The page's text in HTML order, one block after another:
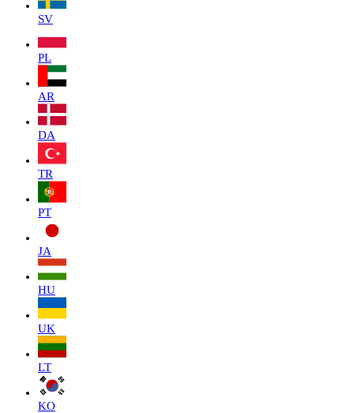
SV
PL
AR
DA
TR
PT
JA
HU
UK
LT
KO